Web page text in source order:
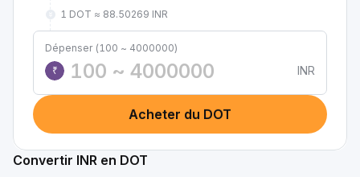
1 DOT ≈ 88.50269 INR
Dépenser (100 ~ 4000000)
₹
INR
Acheter du DOT
Convertir INR en DOT